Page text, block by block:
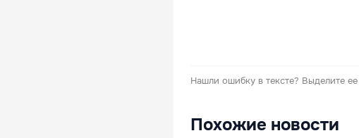
Нашли ошибку в тексте? Выделите
Похожие новости